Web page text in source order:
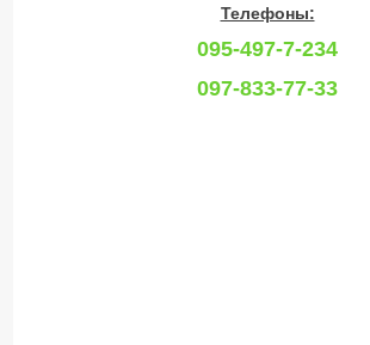
Телефоны:
095-497-7-234
097-833-77-33